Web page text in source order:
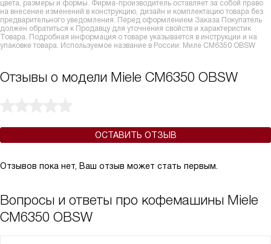
цвета, размеры и формы. Фирма-производитель оставляет за собой право
на внесение изменений в конструкцию, дизайн и комплектацию товара без
предварительного уведомления. Перед оформлением Заказа Покупатель
должен обратиться к Продавцу для уточнения свойств и характеристик
Товара. Подробная информация о товаре указывается в инструкции и на
упаковке товара. Используемое название в России: Миле CM6350 OBSW
Отзывы о модели Miele CM6350 OBSW
ОСТАВИТЬ ОТЗЫВ
Отзывов пока нет, Ваш отзыв может стать первым.
Вопросы и ответы про кофемашины Miele
CM6350 OBSW